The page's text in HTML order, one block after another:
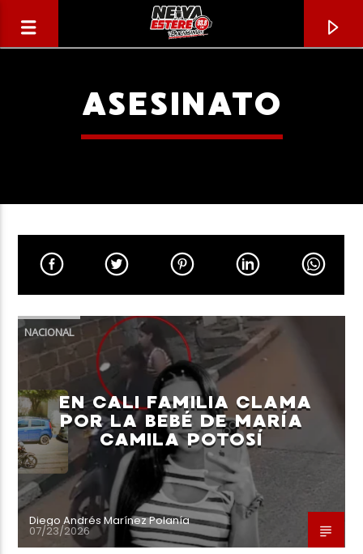
TÍTULO
ARTISTA
Neiva Estereo
ASESINATO
NACIONAL
EN CALI FAMILIA CLAMA
POR LA BEBÉ DE MARÍA
CAMILA POTOSÍ
Diego Andrés Marínez Polanía
07/23/2026